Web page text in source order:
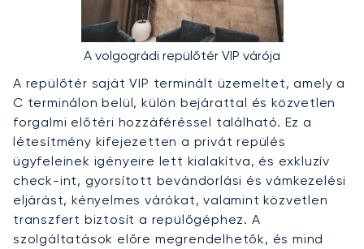
A volgográdi repülőtér VIP várója
A repülőtér saját VIP terminált üzemeltet, amely a
C terminálon belül, külön bejárattal és közvetlen
forgalmi előtéri hozzáféréssel található. Ez a
létesítmény kifejezetten a privát repülés
ügyfeleinek igényeire lett kialakítva, és exkluzív
check-int, gyorsított bevándorlási és vámkezelési
eljárást, kényelmes várókat, valamint közvetlen
transzfert biztosít a repülőgéphez. A
szolgáltatások előre megrendelhetők, és mind